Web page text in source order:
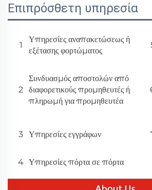
Επιπρόσθετη υπηρεσία
1
Υπηρεσίες αναπακετώσεως ή
εξέτασης φορτώματος
2
Συνδυασμός αποστολών από
διαφορετικούς προμηθευτές ή
πληρωμή για προμηθευτέα
3 Υπηρεσίες εγγράφων
4 Υπηρεσίες πόρτα σε πόρτα